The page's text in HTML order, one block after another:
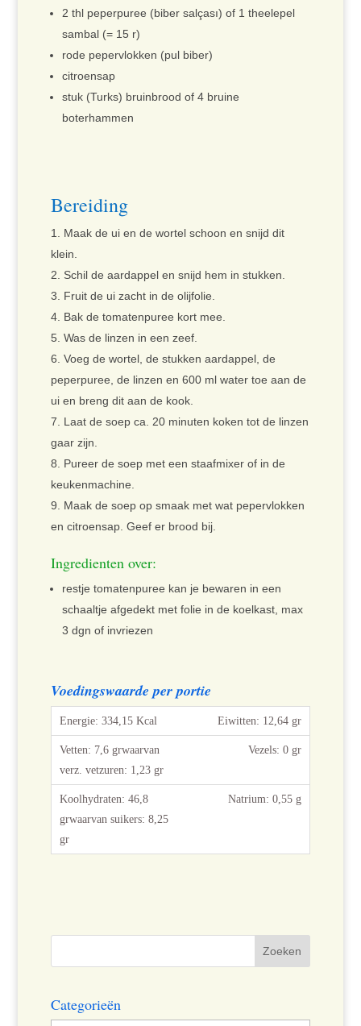
2 thl peperpuree (biber salçası) of 1 theelepel
sambal (= 15 r)
rode pepervlokken (pul biber)
citroensap
stuk (Turks) bruinbrood of 4 bruine
boterhammen
Bereiding
Maak de ui en de wortel schoon en snijd dit
klein.
Schil de aardappel en snijd hem in stukken.
Fruit de ui zacht in de olijfolie.
Bak de tomatenpuree kort mee.
Was de linzen in een zeef.
Voeg de wortel, de stukken aardappel, de
peperpuree, de linzen en 600 ml water toe aan de
ui en breng dit aan de kook.
Laat de soep ca. 20 minuten koken tot de linzen
gaar zijn.
Pureer de soep met een staafmixer of in de
keukenmachine.
Maak de soep op smaak met wat pepervlokken
en citroensap. Geef er brood bij.
Ingredienten over:
restje tomatenpuree kan je bewaren in een
schaaltje afgedekt met folie in de koelkast, max
3 dgn of invriezen
Voedingswaarde per portie
Eiwitten: 12,64 gr
Vezels: 0 gr
Natrium: 0,55 g
Categorieën